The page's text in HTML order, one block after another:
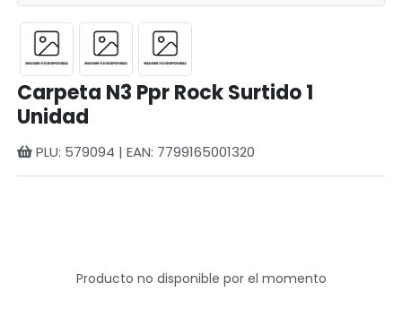
Carpeta N3 Ppr Rock Surtido 1
Unidad
PLU: 579094 | EAN: 7799165001320
Producto no disponible por el momento